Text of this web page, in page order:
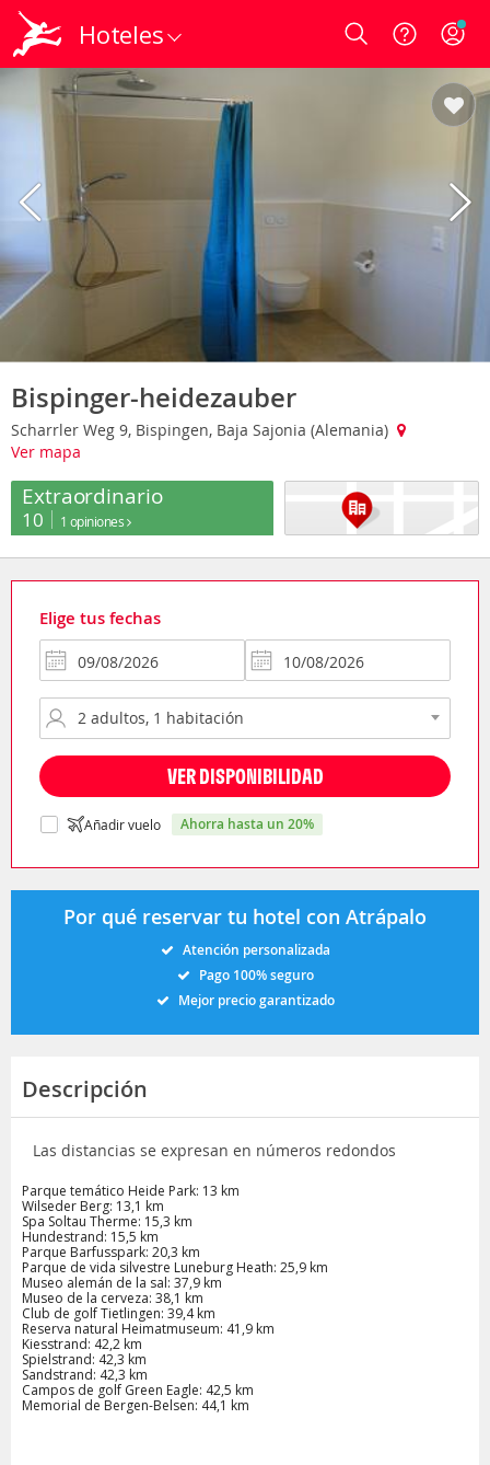
Hoteles Login
Bispinger-heidezauber
Scharrler Weg 9, Bispingen, Baja Sajonia (Alemania)
Ver mapa
Extraordinario
10 1 opiniones
Elige tus fechas
VER DISPONIBILIDAD
Añadir vuelo ahorra hasta un 20%
Por qué reservar tu hotel con Atrápalo
Atención personalizada
Pago 100% seguro
Mejor precio garantizado
Descripción
Las distancias se expresan en números redondos
Parque temático Heide Park: 13 km
Wilseder Berg: 13,1 km
Spa Soltau Therme: 15,3 km
Hundestrand: 15,5 km
Parque Barfusspark: 20,3 km
Parque de vida silvestre Luneburg Heath: 25,9 km
Museo alemán de la sal: 37,9 km
Museo de la cerveza: 38,1 km
Club de golf Tietlingen: 39,4 km
Reserva natural Heimatmuseum: 41,9 km
Kiesstrand: 42,2 km
Spielstrand: 42,3 km
Sandstrand: 42,3 km
Campos de golf Green Eagle: 42,5 km
Memorial de Bergen-Belsen: 44,1 km